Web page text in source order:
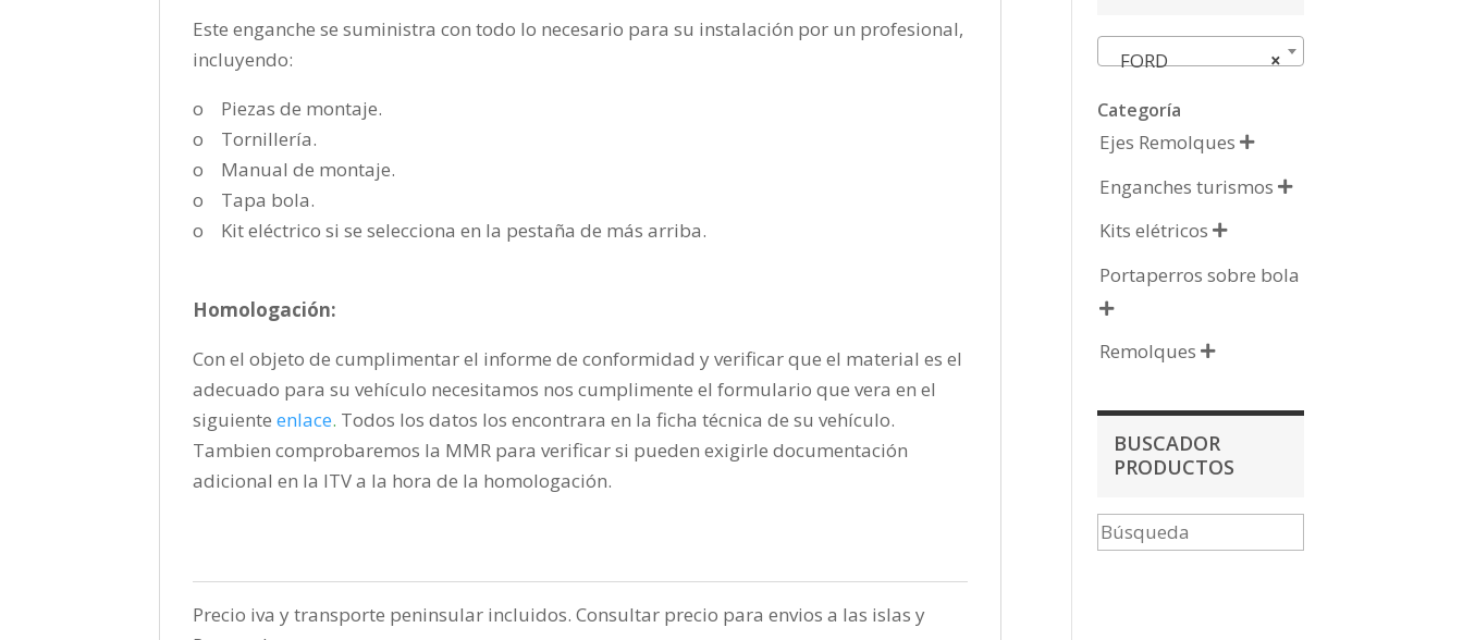
Este enganche se suministra con todo lo necesario para su instalación por un profesional,
incluyendo:
o Piezas de montaje.
o Tornillería.
o Manual de montaje.
o Tapa bola.
o Kit eléctrico si se selecciona en la pestaña de más arriba.
Homologación:
Con el objeto de cumplimentar el informe de conformidad y verificar que el material es el
adecuado para su vehículo necesitamos nos cumplimente el formulario que vera en el
siguienteenlace. Todos los datos los encontrara en la ficha técnica de su vehículo.
Tambien comprobaremos la MMR para verificar si pueden exigirle documentación
adicional en la ITV a la hora de la homologación.
Precio iva y transporte peninsular incluidos. Consultar precio para envios a las islas y
×
FORD
Categoría
Ejes Remolques 
Enganches turismos 
Kits elétricos 
Portaperros sobre bola

Remolques 
BUSCADOR
PRODUCTOS